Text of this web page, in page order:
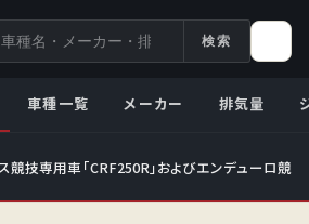
検索
車種一覧 メーカー 排気量
競技専用車「CRF250R」およびエンデューロ競